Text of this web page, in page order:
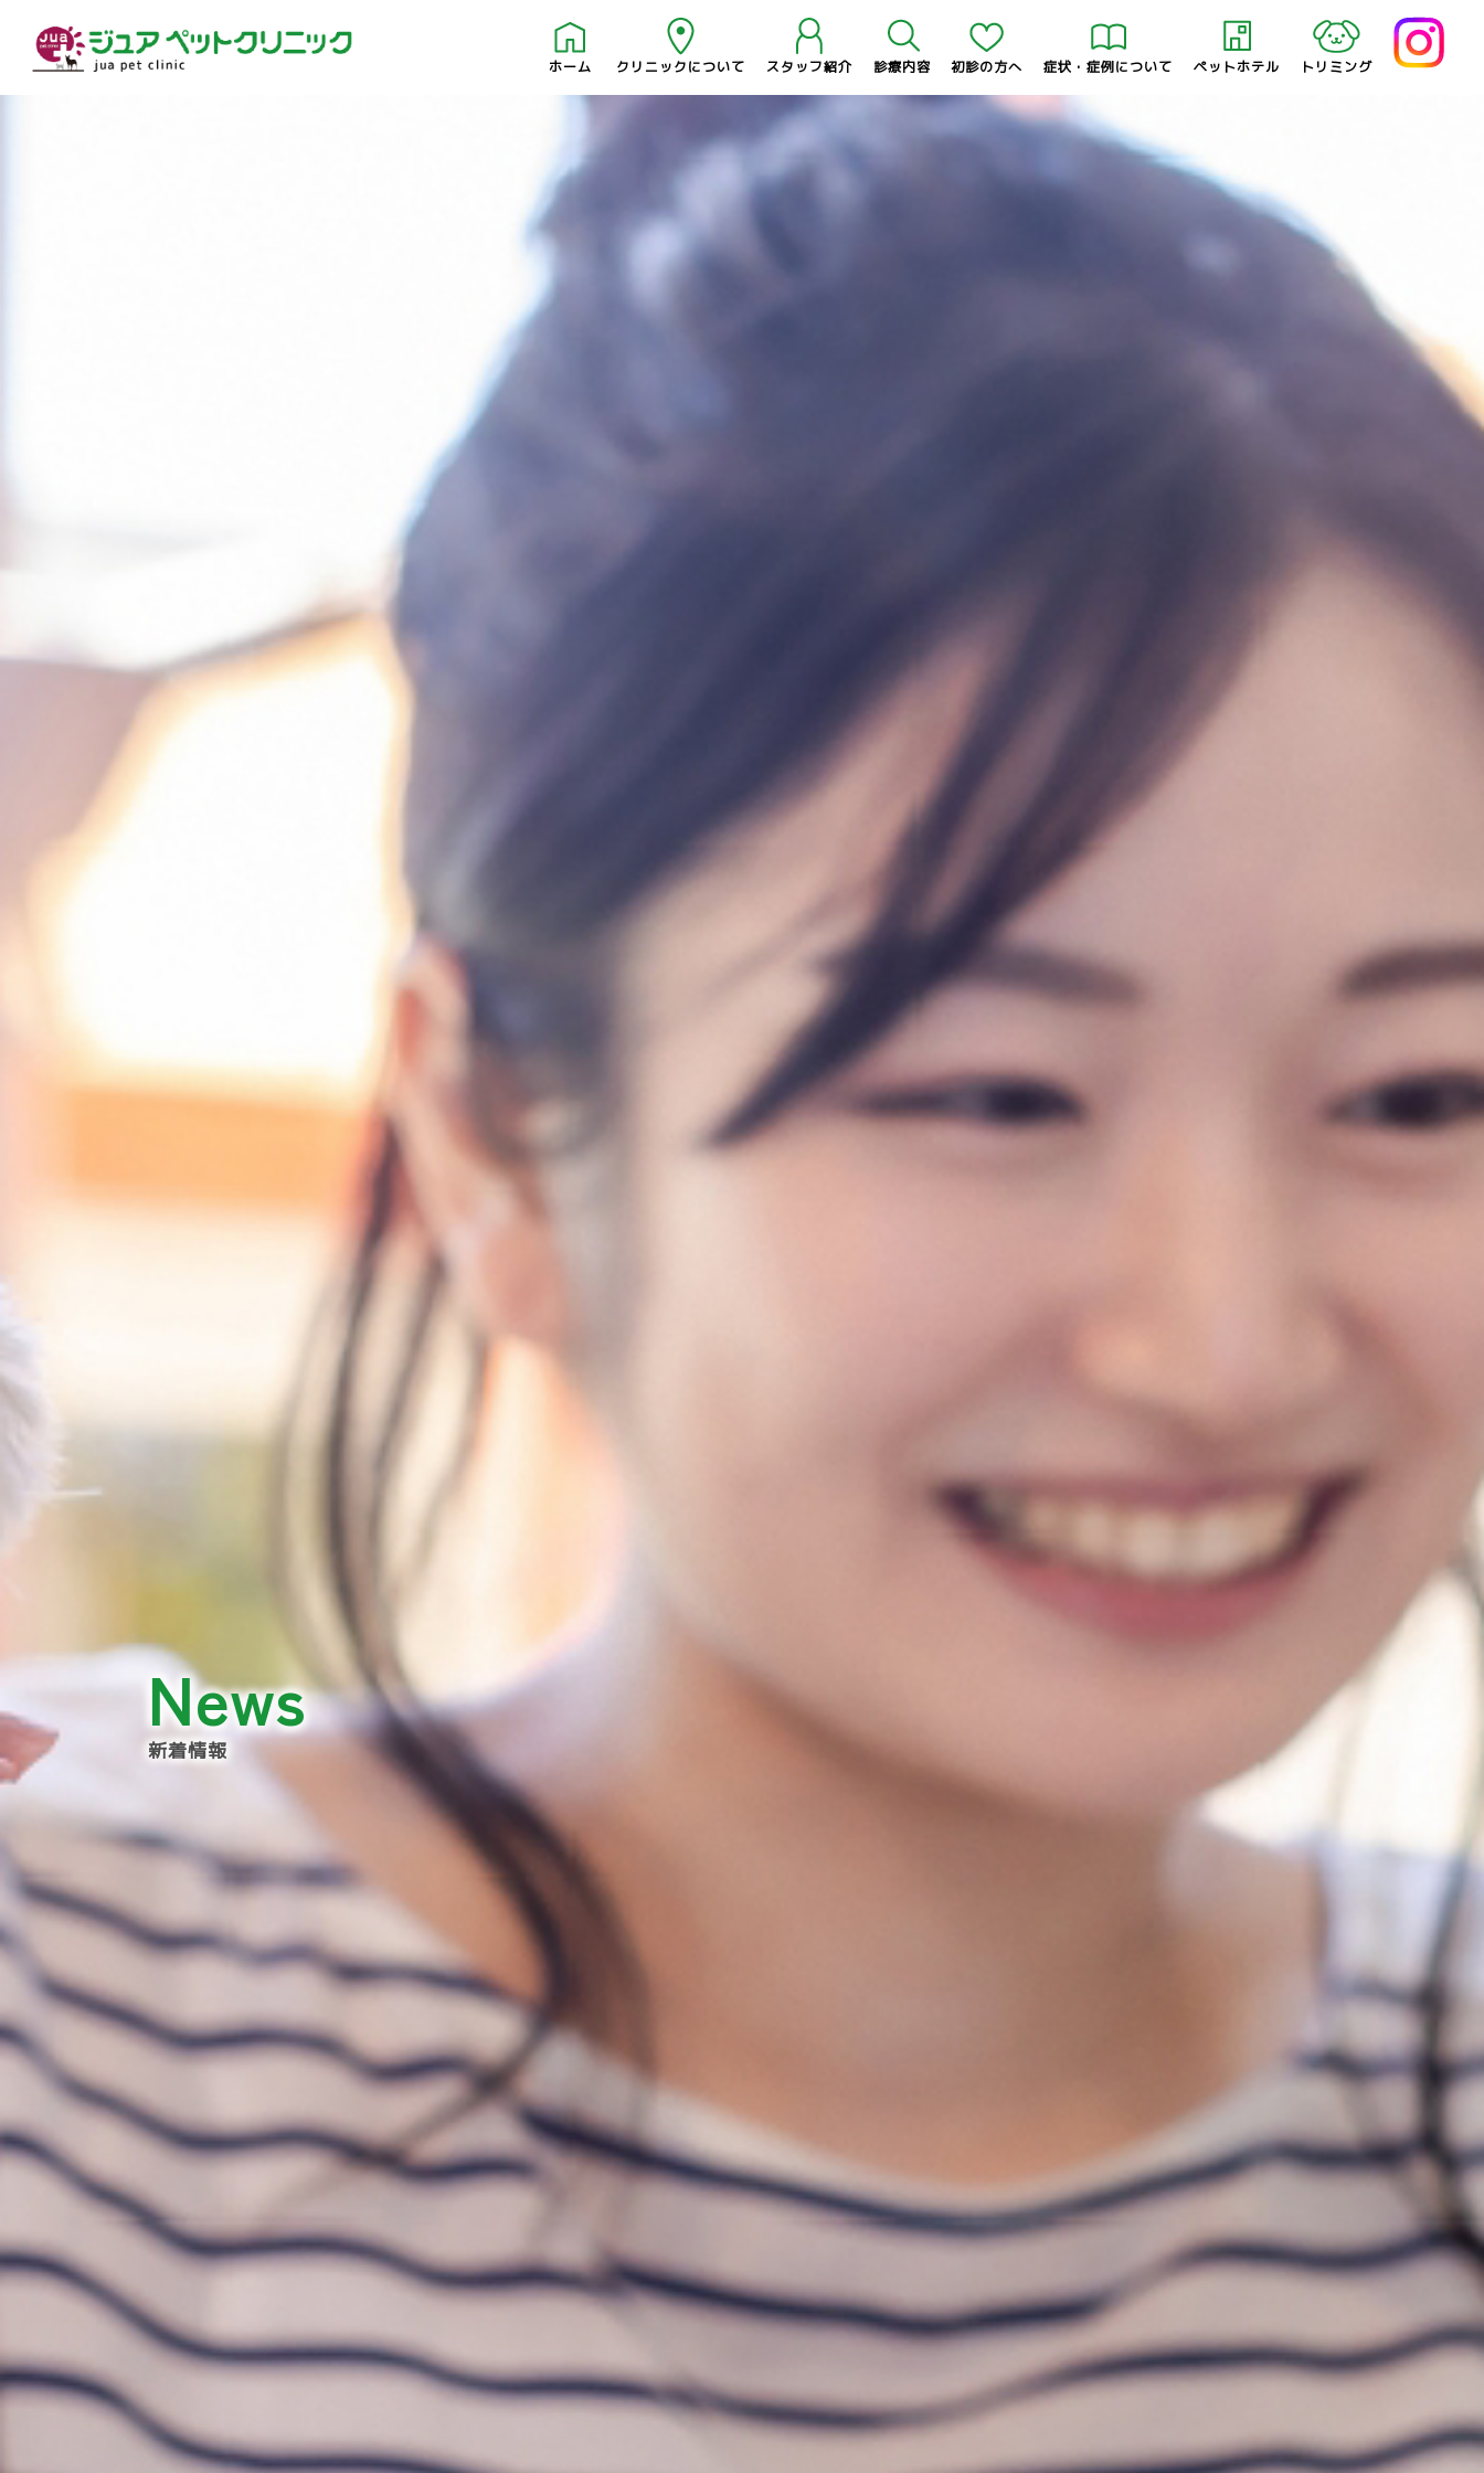
ホーム クリニックについて スタッフ紹介 診療内容 初診の方へ 症状・症例について ペットホテル トリミング
News
新着情報